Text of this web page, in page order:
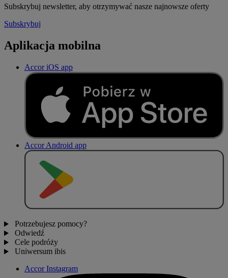
Subskrybuj newsletter, aby otrzymywać nasze najnowsze oferty
Subskrybuj
Aplikacja mobilna
Accor iOS app
Accor Android app
Potrzebujesz pomocy?
Odwiedź
Cele podróży
Uniwersum ibis
Accor Instagram